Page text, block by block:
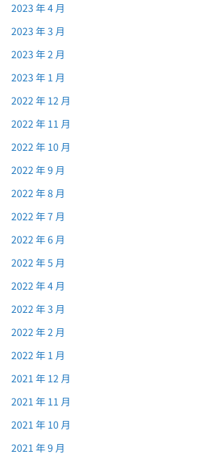
2023 年 4 月
2023 年 3 月
2023 年 2 月
2023 年 1 月
2022 年 12 月
2022 年 11 月
2022 年 10 月
2022 年 9 月
2022 年 8 月
2022 年 7 月
2022 年 6 月
2022 年 5 月
2022 年 4 月
2022 年 3 月
2022 年 2 月
2022 年 1 月
2021 年 12 月
2021 年 11 月
2021 年 10 月
2021 年 9 月